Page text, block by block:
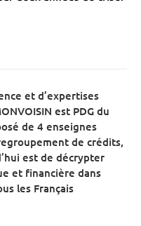
et d’expertises
est PDG du
de 4 enseignes
de crédits,
est de décrypter
et financière dans
les Français